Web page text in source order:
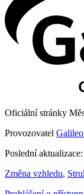
Oficiální stránky
Provozovatel
Poslední
Změna vzhledu,